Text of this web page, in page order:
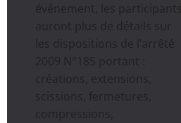
événement, les participants
auront plus de détails sur
les dispositions de l’arrêté
2009 N°185 portant :
créations, extensions,
scissions, fermetures,
compressions,